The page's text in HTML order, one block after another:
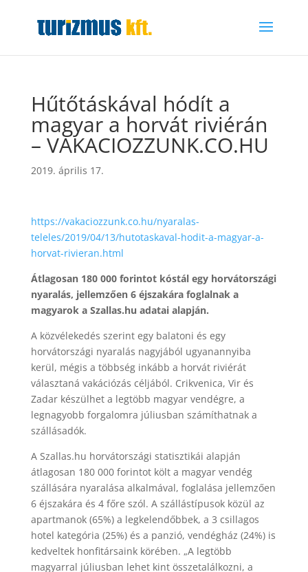
Hűtőtáskával hódít a
magyar a horvát riviérán
– VAKACIOZZUNK.CO.HU
2019. április 17.
https://vakaciozzunk.co.hu/nyaralas-
teleles/2019/04/13/hutotaskaval-hodit-a-magyar-a-
horvat-rivieran.html
Átlagosan 180 000 forintot kóstál egy horvátországi
nyaralás, jellemzően 6 éjszakára foglalnak a
magyarok a Szallas.hu adatai alapján.
A közvélekedés szerint egy balatoni és egy
horvátországi nyaralás nagyjából ugyanannyiba
kerül, mégis a többség inkább a horvát riviérát
választaná vakációzás céljából. Crikvenica, Vir és
Zadar készülhet a legtöbb magyar vendégre, a
legnagyobb forgalomra júliusban számíthatnak a
szállásadók.
A Szallas.hu horvátországi statisztikái alapján
átlagosan 180 000 forintot költ a magyar vendég
szállására nyaralása alkalmával, foglalása jellemzően
6 éjszakára és 4 főre szól. A szállástípusok közül az
apartmanok (65%) a legkelendőbbek, a 3 csillagos
hotel kategória (25%) és a panzió, vendégház (24%) is
kedveltek honfitársaink körében. „A legtöbb
magyarral júliusban lehet kint összetalálkozni, a